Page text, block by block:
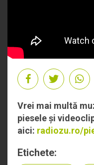
Vrei mai multă
piesele și
aici: radiozu.ro/
Etichete: